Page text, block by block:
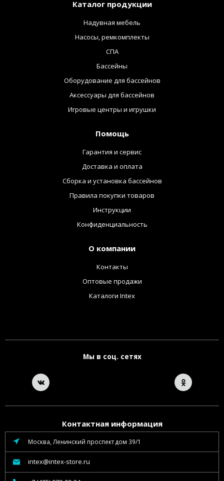
Каталог продукции
Надувная мебель
Насосы, ремкомплекты
СПА
Бассейны
Оборудование для бассейнов
Аксессуары для бассейнов
Игровые центры и игрушки
Помощь
Гарантия и сервис
Доставка и оплата
Сборка и установка бассейнов
Правила покупки товаров
Инструкции
Конфиденциальность
О компании
Контакты
Оптовые продажи
Каталоги Intex
Мы в соц. сетях
Контактная информация
Москва, Ленинский проспект дом 39/1
intex@intex-store.ru